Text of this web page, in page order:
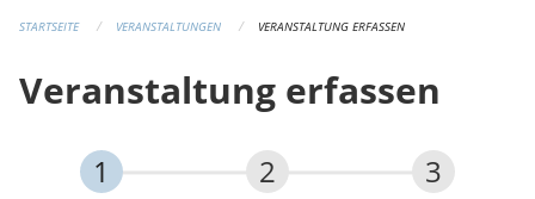
STARTSEITE VERANSTALTUNGEN VERANSTALTUNG ERFASSEN
Veranstaltung erfassen